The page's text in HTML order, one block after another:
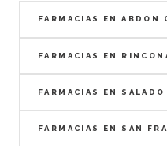
FARMACIAS EN ABDON
FARMACIAS EN
FARMACIAS EN SALADO
FARMACIAS EN SAN